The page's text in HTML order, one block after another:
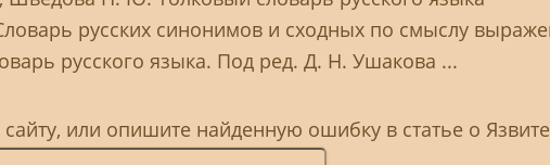
русских синонимов и сходных по смыслу
русского языка. Под ред. Д. Н. Ушакова ...
или опишите найденную ошибку в статье о